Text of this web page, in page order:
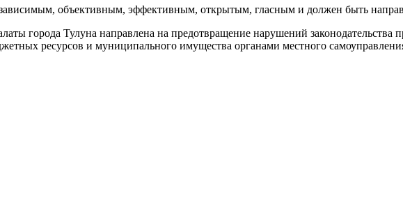
объективным, эффективным, открытым, гласным и должен быть
города Тулуна направлена на предотвращение нарушений
ресурсов и муниципального имущества органами местного